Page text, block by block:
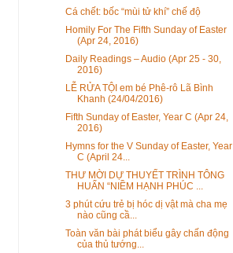
Cá chết: bốc “mùi tử khí” chế độ
Homily For The Fifth Sunday of Easter
(Apr 24, 2016)
Daily Readings – Audio (Apr 25 - 30,
2016)
LỄ RỬA TỘI em bé Phê-rô Lã Bình
Khanh (24/04/2016)
Fifth Sunday of Easter, Year C (Apr 24,
2016)
Hymns for the V Sunday of Easter, Year
C (April 24...
THƯ MỜI DỰ THUYẾT TRÌNH TÔNG
HUẤN “NIỀM HẠNH PHÚC ...
3 phút cứu trẻ bị hóc dị vật mà cha mẹ
nào cũng cầ...
Toàn văn bài phát biểu gây chấn động
của thủ tướng...